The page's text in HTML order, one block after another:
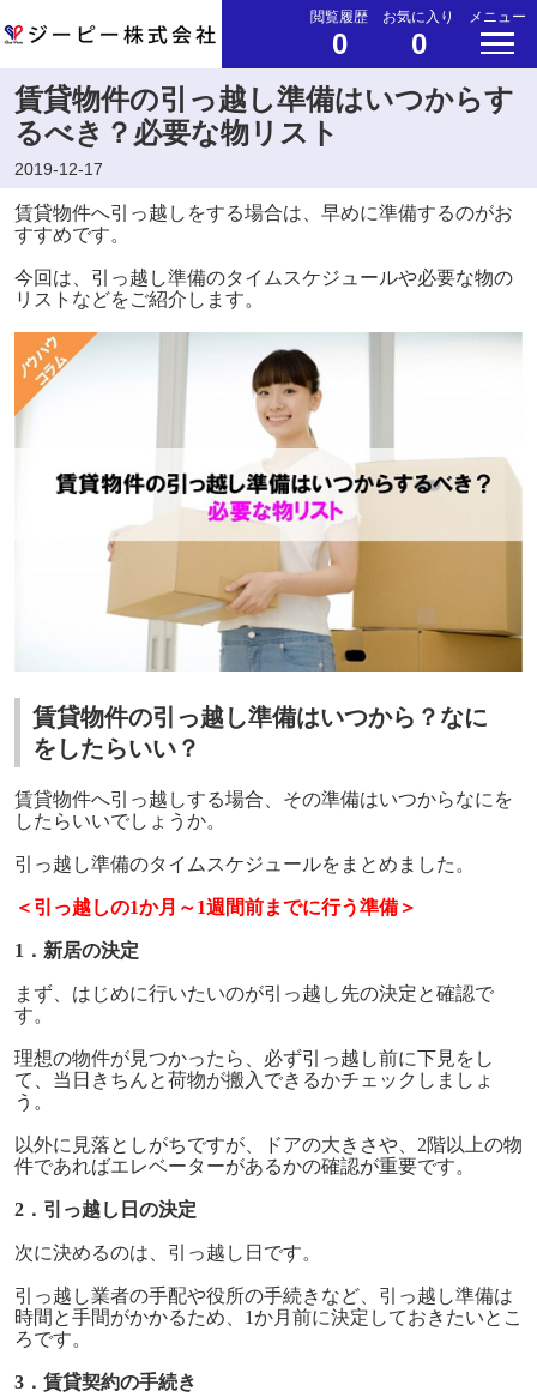
閲覧履歴
0
お気に入り
0
メニュー
賃貸物件の引っ越し準備はいつからす
るべき？必要な物リスト
2019-12-17
賃貸物件へ引っ越しをする場合は、早めに準備するのがお
すすめです。
今回は、引っ越し準備のタイムスケジュールや必要な物の
リストなどをご紹介します。
賃貸物件の引っ越し準備はいつから？なに
をしたらいい？
賃貸物件へ引っ越しする場合、その準備はいつからなにを
したらいいでしょうか。
引っ越し準備のタイムスケジュールをまとめました。
＜引っ越しの1か月～1週間前までに行う準備＞
1．新居の決定
まず、はじめに行いたいのが引っ越し先の決定と確認で
す。
理想の物件が見つかったら、必ず引っ越し前に下見をし
て、当日きちんと荷物が搬入できるかチェックしましょ
う。
以外に見落としがちですが、ドアの大きさや、2階以上の物
件であればエレベーターがあるかの確認が重要です。
2．引っ越し日の決定
次に決めるのは、引っ越し日です。
引っ越し業者の手配や役所の手続きなど、引っ越し準備は
時間と手間がかかるため、1か月前に決定しておきたいとこ
ろです。
3．賃貸契約の手続き